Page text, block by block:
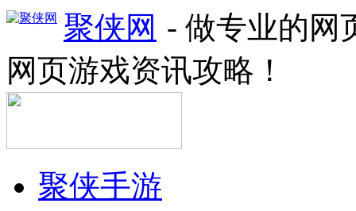
聚侠网 - 做专业的网
网页游戏资讯攻略！
聚侠手游